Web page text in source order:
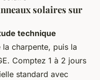
solaires sur
technique
charpente, puis la
Comptez 1 à 2 jours
standard avec